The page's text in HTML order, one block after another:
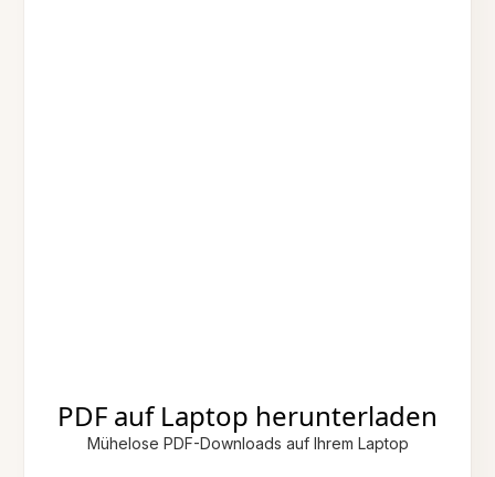
PDF auf Laptop herunterladen
Mühelose PDF-Downloads auf Ihrem Laptop